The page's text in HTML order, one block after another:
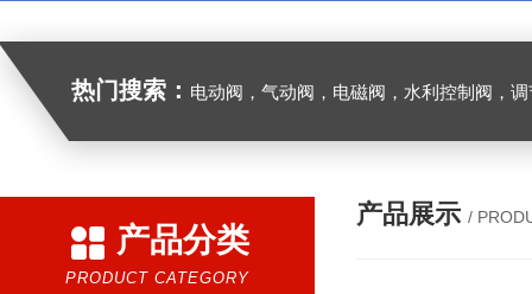
热门搜索： 电动阀，气动阀，电磁阀，水利控制阀，调节
产品分类
PRODUCT CATEGORY
产品展示 /